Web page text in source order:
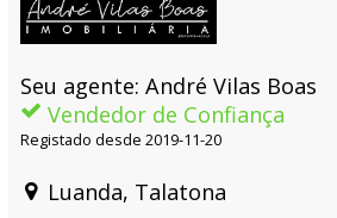
Seu agente: André Vilas Boas
Vendedor de Confiança
Registado desde 2019-11-20
Luanda, Talatona